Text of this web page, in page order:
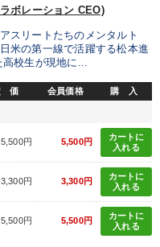
ボレーション CEO)
スリートたちのメンタルト
米の第一線で活躍する松本進
高校生が現地に...
価 会員価格 購 入
5,500円 5,500円
カートに
入れる
3,300円 3,300円
カートに
入れる
5,500円 5,500円
カートに
入れる